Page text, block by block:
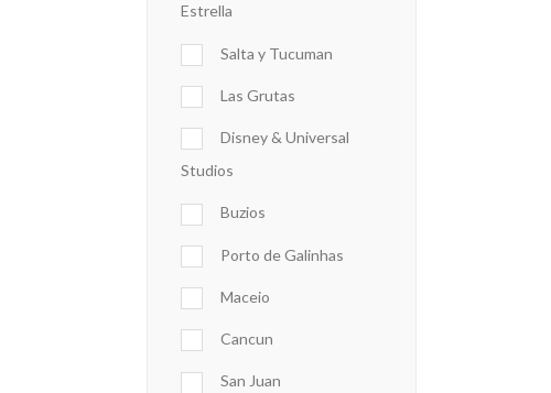
Estrella
Salta y Tucuman
Las Grutas
Disney & Universal
Studios
Buzios
Porto de Galinhas
Maceio
Cancun
San Juan